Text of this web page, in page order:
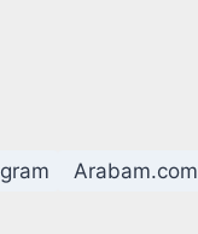
Arabam.com